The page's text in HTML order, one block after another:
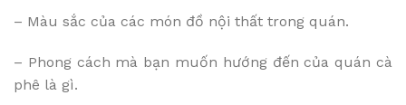
– Màu sắc của các món đồ nội thất trong quán.
– Phong cách mà bạn muốn hướng đến của quán cà
phê là gì.